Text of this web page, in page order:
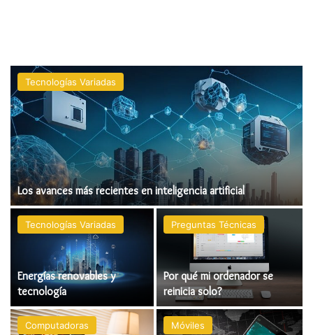
Tecnologías Variadas
Los avances más recientes en inteligencia artificial
Tecnologías Variadas
Energías renovables y
tecnología
Preguntas Técnicas
Por qué mi ordenador se
reinicia solo?
Computadoras Móviles